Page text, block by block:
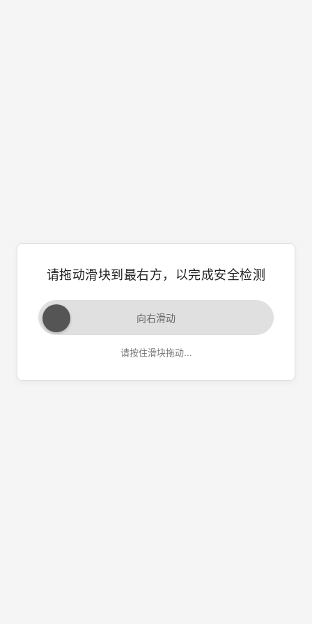
请拖动滑块到最右方，以完成安全检测
向右滑动
请按住滑块拖动...